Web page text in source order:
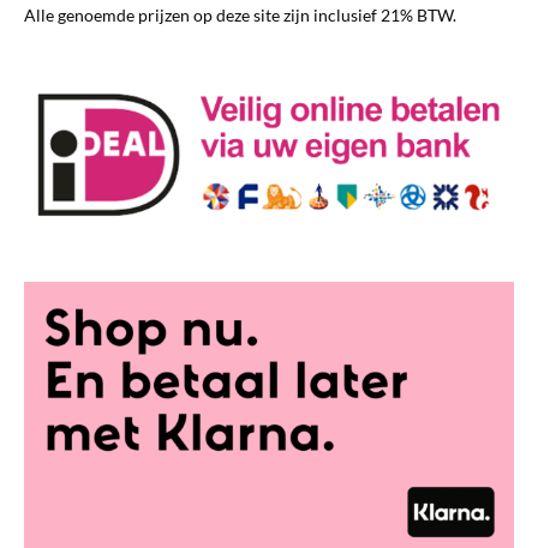
Alle genoemde prijzen op deze site zijn inclusief 21% BTW.